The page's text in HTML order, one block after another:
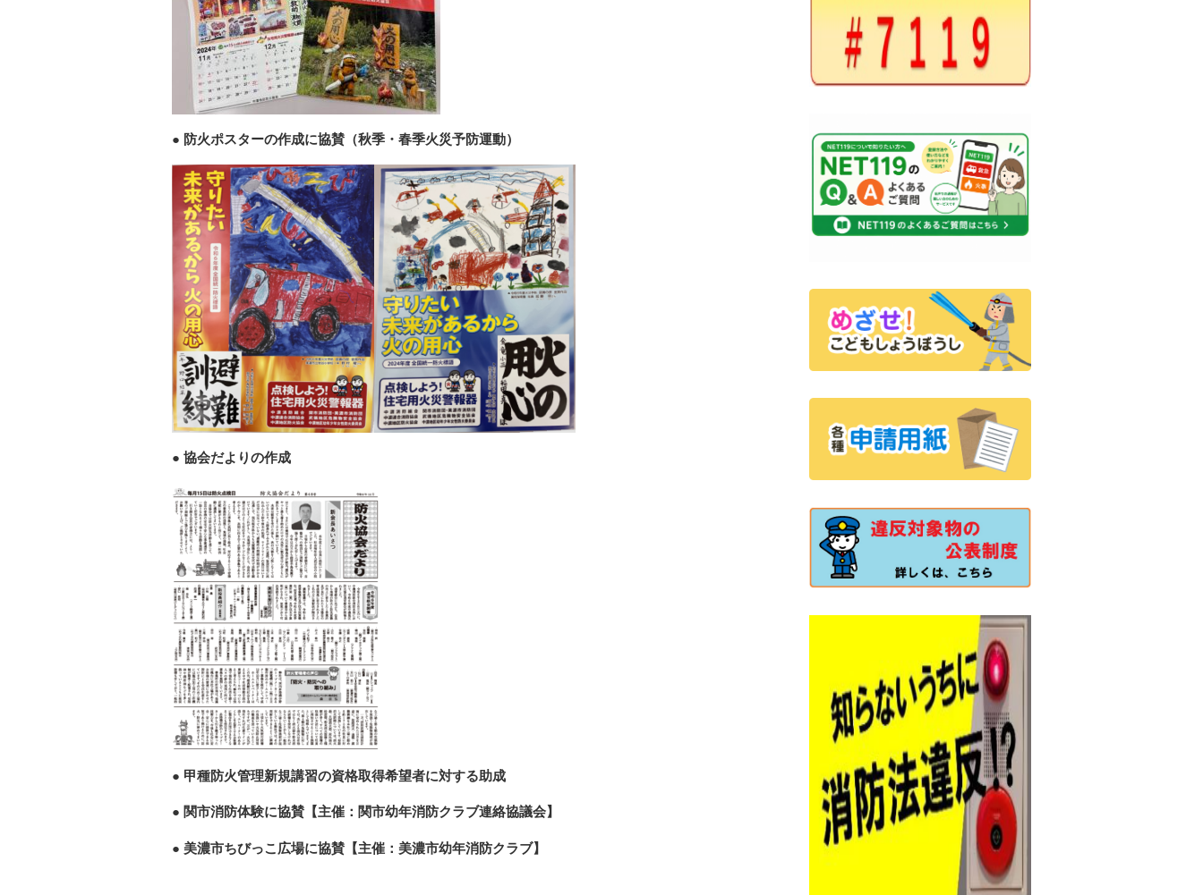
防火ポスターの作成に協賛（秋季・春季火災予防運動）
協会だよりの作成
甲種防火管理新規講習の資格取得希望者に対する助成
関市消防体験に協賛【主催：関市幼年消防クラブ連絡協議会】
美濃市ちびっこ広場に協賛【主催：美濃市幼年消防クラブ】